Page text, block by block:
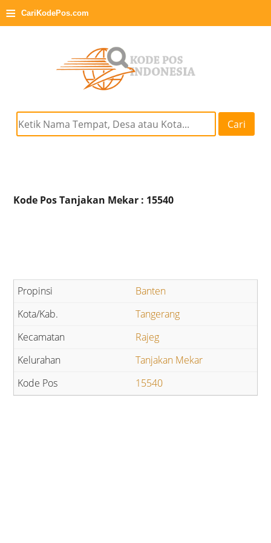
≡ CariKodePos.com
Cari
Kode Pos Tanjakan Mekar : 15540
Banten
Tangerang
Rajeg
Tanjakan Mekar
15540